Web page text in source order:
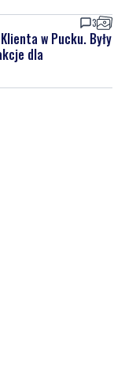
3
w Pucku. Były
dla